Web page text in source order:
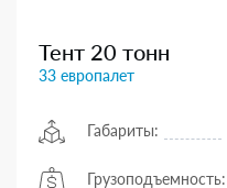
Тент 20 тонн
33 европалет
Габариты:
Грузоподъемность: